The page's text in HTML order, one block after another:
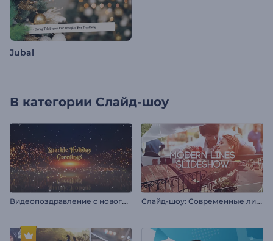
Jubal
В категории Слайд-шоу
В
идеопоздравление c новогодними огнями С
лайд-шоу: Современные линии